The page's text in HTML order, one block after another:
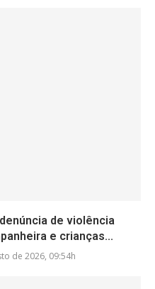
de violência
e crianças...
de 2026, 09:54h